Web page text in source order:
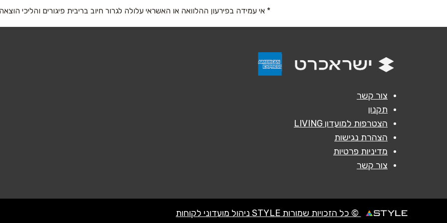
נושא *
הודעה*
* אי עמידה בפירעון ההלוואה או האשראי עלולה לגרור חיוב בריבית פיגורים והליכי
צור קשר
תקנון
הצטרפות למועדון LIVING
הצהרת נגישות
מדיניות פרטיות
צור קשר
© כל הזכויות שמורות STYLE ניהול מועדוני לקוחות